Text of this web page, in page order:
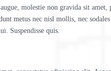
molestie non gravida sit amet,
metus nec nisl mollis, nec
Suspendisse quis.